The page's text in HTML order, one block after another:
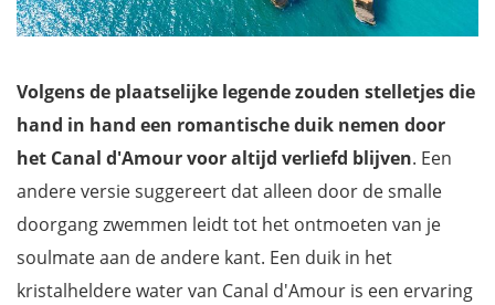
Volgens de plaatselijke legende zouden stelletjes die
hand in hand een romantische duik nemen door
het Canal d'Amour voor altijd verliefd blijven. Een
andere versie suggereert dat alleen door de smalle
doorgang zwemmen leidt tot het ontmoeten van je
soulmate aan de andere kant. Een duik in het
kristalheldere water van Canal d'Amour is een ervaring